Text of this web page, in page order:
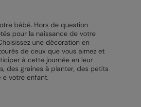
bébé. Hors de question
pour la naissance de votre
une décoration en
de ceux que vous aimez et
à cette journée en leur
des graines à planter, des petits
e votre enfant.